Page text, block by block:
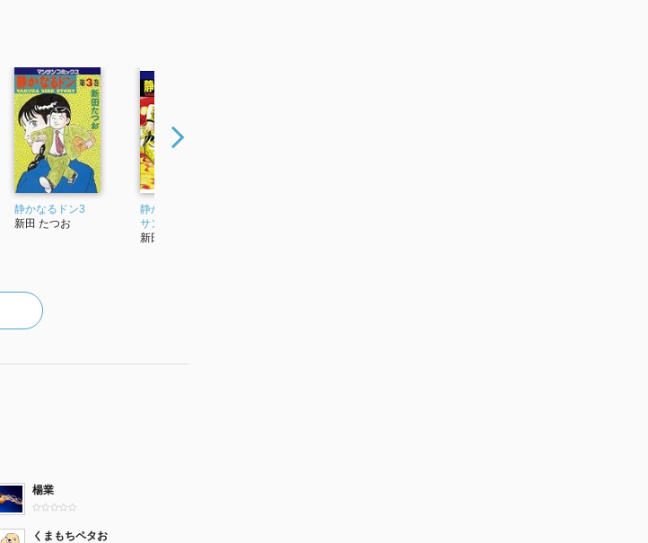
静かなるドン3
新田 たつお
静かなるドン 4 (マン
サンコミックス)
新田たつお
楊業
くまもちペタお